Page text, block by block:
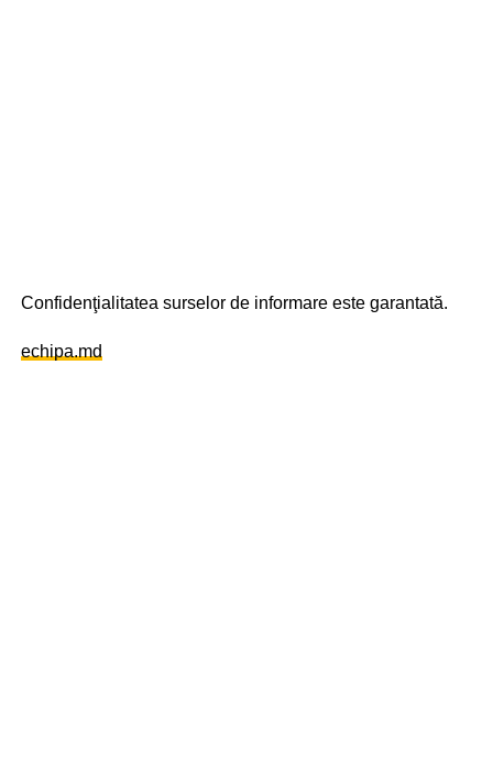
Confidenţialitatea surselor de informare este garantată.
echipa.md